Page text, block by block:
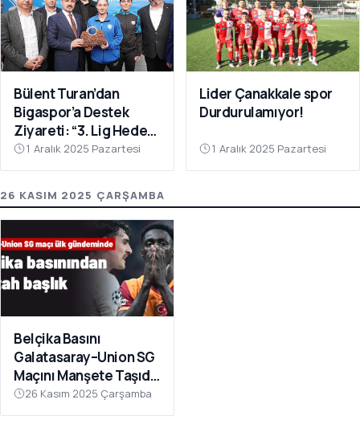
Bülent Turan’dan
Bigaspor’a Destek
Ziyareti: “3. Lig Hedefi
Çok Yakın”
1 Aralık 2025 Pazartesi
Lider Çanakkale spor
Durdurulamıyor!
1 Aralık 2025 Pazartesi
26 KASIM 2025 ÇARŞAMBA
Belçika Basını
Galatasaray–Union SG
Maçını Manşete Taşıdı:
“50 Bin Türk’ü
Susturdular”
26 Kasım 2025 Çarşamba